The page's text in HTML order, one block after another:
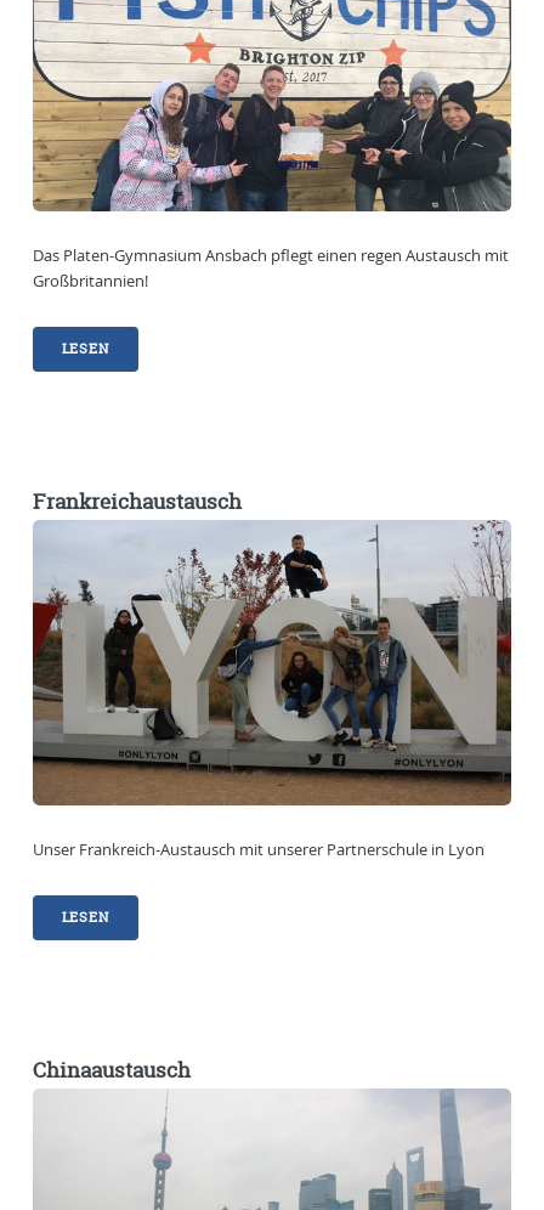
Das Platen-Gymnasium Ansbach pflegt einen regen Austausch mit
Großbritannien!
LESEN
Frankreichaustausch
Unser Frankreich-Austausch mit unserer Partnerschule in Lyon
LESEN
Chinaaustausch